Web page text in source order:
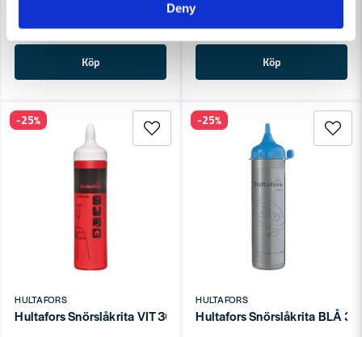
Deny
Finns i Webblager
Köp
Finns i Webblager
Köp
HULTAFORS
Hultafors Snörslåkrita VIT 360g
-25%
HULTAFORS
Hultafors Snörslåkrita BLÅ
-25%